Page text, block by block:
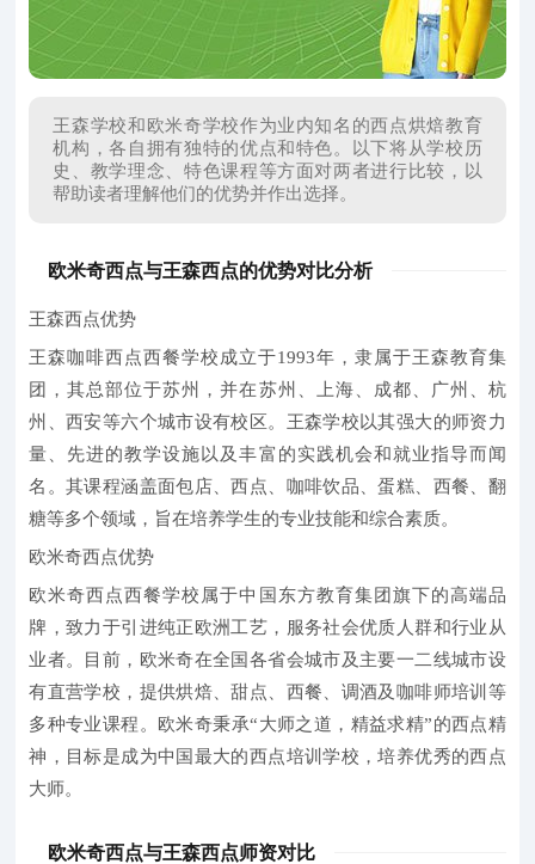
王森学校和欧米奇学校作为业内知名的西点烘焙教育
机构，各自拥有独特的优点和特色。以下将从学校历
史、教学理念、特色课程等方面对两者进行比较，以
帮助读者理解他们的优势并作出选择。
欧米奇西点与王森西点的优势对比分析
王森西点优势
王森咖啡西点西餐学校成立于1993年，隶属于王森教育集
团，其总部位于苏州，并在苏州、上海、成都、广州、杭
州、西安等六个城市设有校区。王森学校以其强大的师资力
量、先进的教学设施以及丰富的实践机会和就业指导而闻
名。其课程涵盖面包店、西点、咖啡饮品、蛋糕、西餐、翻
糖等多个领域，旨在培养学生的专业技能和综合素质。
欧米奇西点优势
欧米奇西点西餐学校属于中国东方教育集团旗下的高端品
牌，致力于引进纯正欧洲工艺，服务社会优质人群和行业从
业者。目前，欧米奇在全国各省会城市及主要一二线城市设
有直营学校，提供烘焙、甜点、西餐、调酒及咖啡师培训等
多种专业课程。欧米奇秉承“大师之道，精益求精”的西点精
神，目标是成为中国最大的西点培训学校，培养优秀的西点
大师。
欧米奇西点与王森西点师资对比